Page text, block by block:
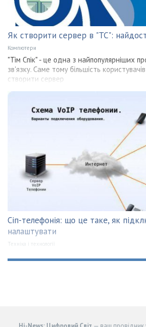
Як створити сервер в "ТС":
Компютери
"Тім Спік" - це одна з найпопулярніших
зв'язку. Саме тому більшість
створити сервер
Сіп-телефонія: що це таке, як
налаштувати
Техніка і технології